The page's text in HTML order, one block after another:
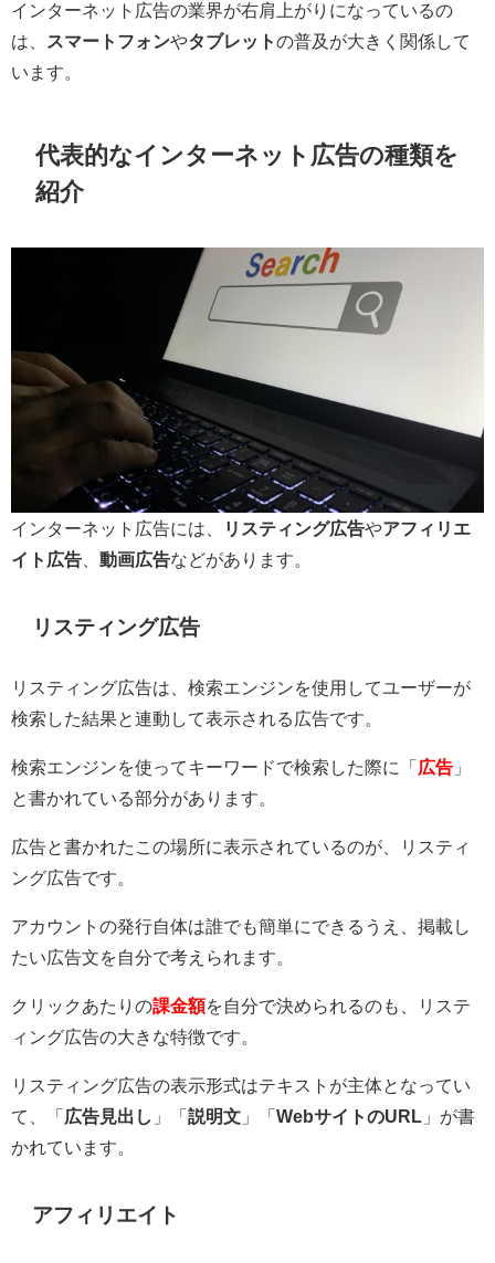
インターネット広告の業界が右肩上がりになっているの
は、
スマートフォンやタブレットの普及が大きく関係して
います。
代表的なインターネット広告の種類を
紹介
インターネット広告には、 リスティング広告やアフィリエ
イト広告
動画広告などがあります。
リスティング広告
リスティング広告は、検索エンジンを使用してユーザーが
検索した結果と連動して表示される広告です。
検索エンジンを使ってキーワードで検索した際に「 広告 」
と書かれている部分があります。
広告と書かれたこの場所に表示されているのが、リスティ
ング広告です。
アカウントの発行自体は誰でも簡単にできるうえ、掲載し
たい広告文を自分で考えられます。
クリックあたりの課金額を自分で決められるのも、リステ
ィング広告の大きな特徴です。
リスティング広告の表示形式はテキストが主体となってい
て、「 広告見出し 」「 説明文 」「 WebサイトのURL 」が書
かれています。
アフィリエイト